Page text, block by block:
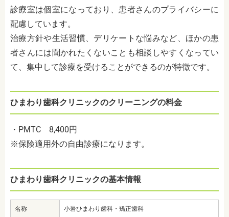
診療室は個室になっており、患者さんのプライバシーに
配慮しています。
治療方針や生活習慣、デリケートな悩みなど、ほかの患
者さんには聞かれたくないことも相談しやすくなってい
て、集中して診療を受けることができるのが特徴です。
ひまわり歯科クリニックのクリーニングの料金
・PMTC 8,400円
※保険適用外の自由診療になります。
ひまわり歯科クリニックの基本情報
名称 小岩ひまわり歯科・矯正歯科